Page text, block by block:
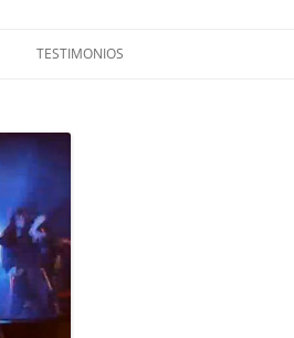
TESTIMONIOS